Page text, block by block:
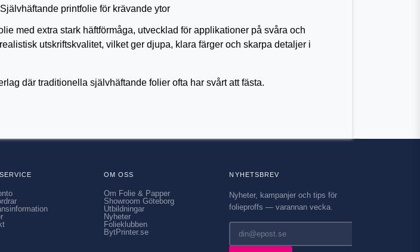
printfolie för krävande ytor
med extra stark häftförmåga, utvecklad för applikationer på svåra och
utskriftskvalitet, vilket ger djupa, klara färger och skarpa detaljer i
där traditionella självhäftande folier ofta har svårt att fästa.
OM OSS
Om Folie & Papper
Showroom Göteborg
Utbildningar
Nyheter
Folieklubben
BytPrinter.se
NYHETSBREV
Nyheter, kampanjer och tips för
folieproffs — varannan vecka.